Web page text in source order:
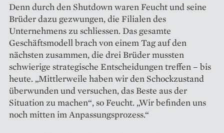
Denn durch den Shutdown waren Feucht und seine
Brüder dazu gezwungen, die Filialen des
Unternehmens zu schliessen. Das gesamte
Geschäftsmodell brach von einem Tag auf den
nächsten zusammen, die drei Brüder mussten
schwierige strategische Entscheidungen treffen – bis
heute. „Mittlerweile haben wir den Schockzustand
überwunden und versuchen, das Beste aus der
Situation zu machen“, so Feucht. „Wir befinden uns
noch mitten im Anpassungsprozess.“